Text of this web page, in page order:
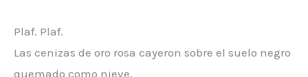
Plaf. Plaf.
Las cenizas de oro rosa cayeron sobre el suelo negro
quemado como nieve.